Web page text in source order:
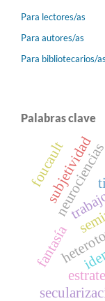
Para lectores/as
Para autores/as
Para bibliotecarios/as
Palabras clave
subjetividad
foucault
fantasía